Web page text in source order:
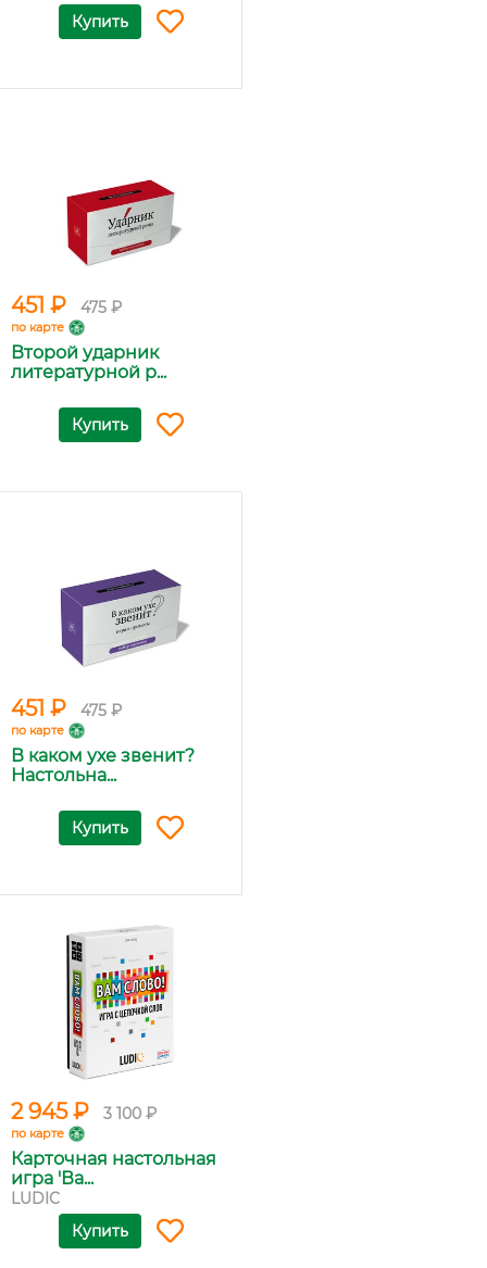
Купить
451 ₽ 475 ₽
по карте
Второй ударник
литературной р...
Купить
451 ₽ 475 ₽
по карте
В каком ухе звенит?
Настольна...
Купить
2 945 ₽ 3 100 ₽
по карте
Карточная настольная
игра 'Ва...
LUDIC
Купить